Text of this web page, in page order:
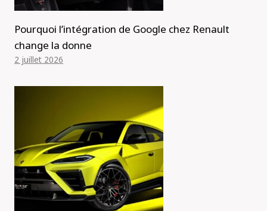
Pourquoi l’intégration de Google chez Renault
change la donne
2 juillet 2026